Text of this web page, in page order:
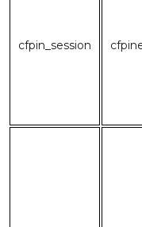
cfpin_session